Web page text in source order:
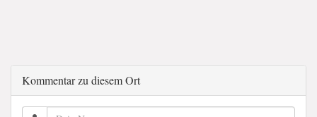
Kommentar zu diesem Ort